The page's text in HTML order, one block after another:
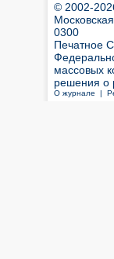
© 2002-
0300
Печатное
массовых
решения о
О журнале |